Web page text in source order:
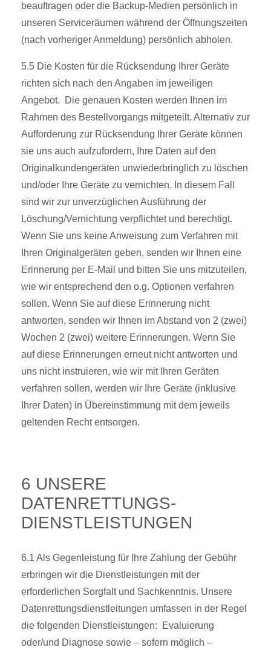
beauftragen oder die Backup-Medien persönlich in
unseren Serviceräumen während der Öffnungszeiten
(nach vorheriger Anmeldung) persönlich abholen.
5.5 Die Kosten für die Rücksendung Ihrer Geräte
richten sich nach den Angaben im jeweiligen
Angebot. Die genauen Kosten werden Ihnen im
Rahmen des Bestellvorgangs mitgeteilt. Alternativ zur
Aufforderung zur Rücksendung Ihrer Geräte können
sie uns auch aufzufordern, Ihre Daten auf den
Originalkundengeräten unwiederbringlich zu löschen
und/oder Ihre Geräte zu vernichten. In diesem Fall
sind wir zur unverzüglichen Ausführung der
Löschung/Vernichtung verpflichtet und berechtigt.
Wenn Sie uns keine Anweisung zum Verfahren mit
Ihren Originalgeräten geben, senden wir Ihnen eine
Erinnerung per E-Mail und bitten Sie uns mitzuteilen,
wie wir entsprechend den o.g. Optionen verfahren
sollen. Wenn Sie auf diese Erinnerung nicht
antworten, senden wir Ihnen im Abstand von 2 (zwei)
Wochen 2 (zwei) weitere Erinnerungen. Wenn Sie
auf diese Erinnerungen erneut nicht antworten und
uns nicht instruieren, wie wir mit Ihren Geräten
verfahren sollen, werden wir Ihre Geräte (inklusive
Ihrer Daten) in Übereinstimmung mit dem jeweils
geltenden Recht entsorgen.
6 UNSERE
DATENRETTUNGS-
DIENSTLEISTUNGEN
6.1 Als Gegenleistung für Ihre Zahlung der Gebühr
erbringen wir die Dienstleistungen mit der
erforderlichen Sorgfalt und Sachkenntnis. Unsere
Datenrettungsdienstleitungen umfassen in der Regel
die folgenden Dienstleistungen: Evaluierung
oder/und Diagnose sowie – sofern möglich –